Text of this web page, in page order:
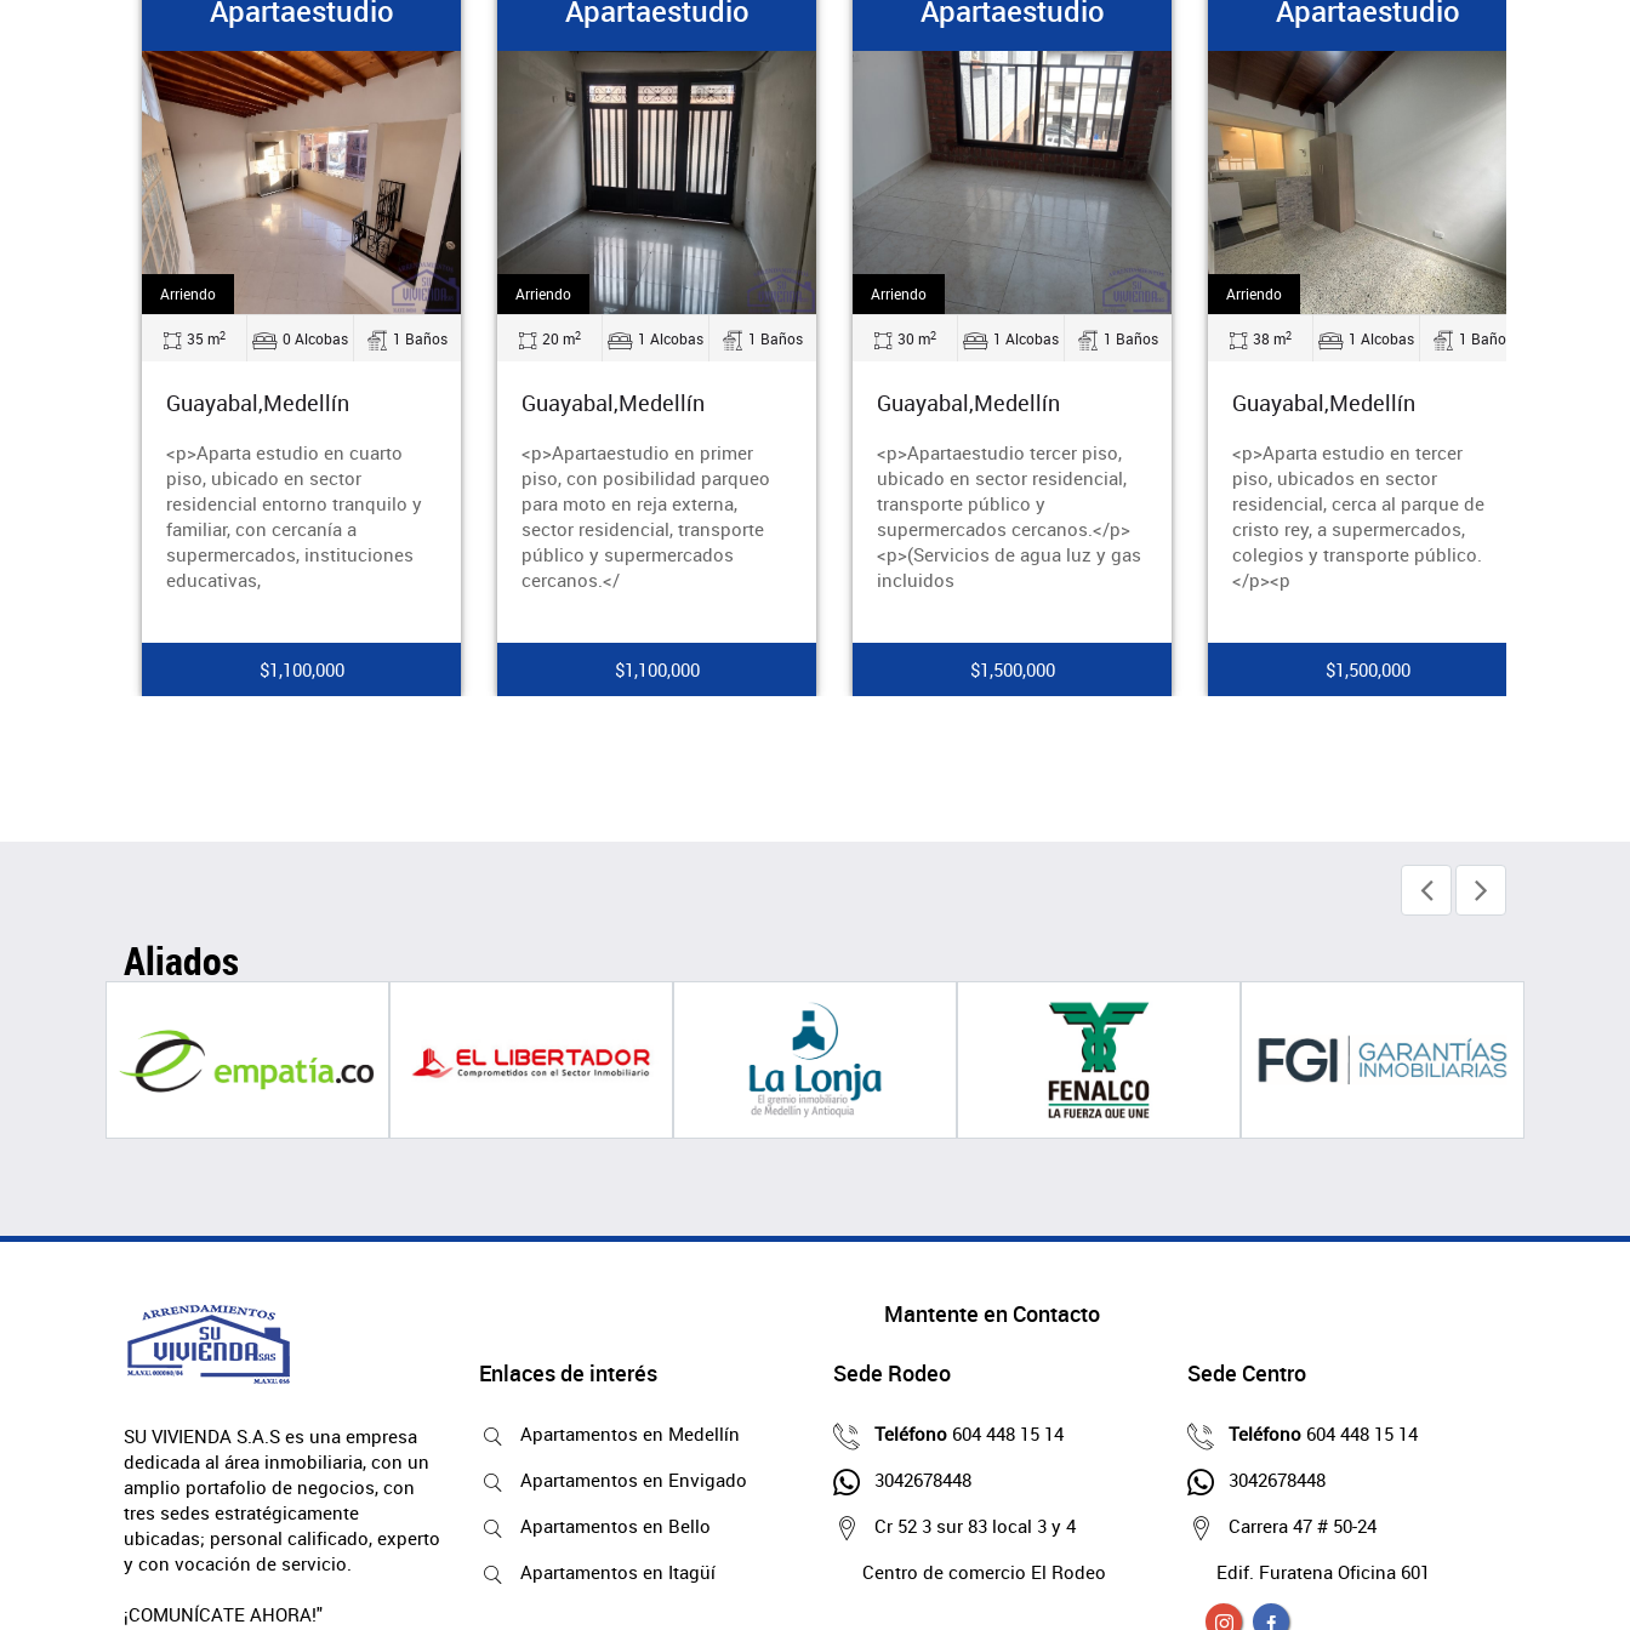
Apartaestudio
Arriendo
35 m2 0 Alcobas 1 Baños
Guayabal,Medellín
<p>Aparta estudio en cuarto
piso, ubicado en sector
residencial entorno tranquilo y
familiar, con cercanía a
supermercados, instituciones
educativas,
$1,100,000
Apartaestudio
Arriendo
20 m2 1 Alcobas 1 Baños
Guayabal,Medellín
<p>Apartaestudio en primer
piso, con posibilidad parqueo
para moto en reja externa,
sector residencial, transporte
público y supermercados
cercanos.</
$1,100,000
Apartaestudio
Arriendo
30 m2 1 Alcobas 1 Baños
Guayabal,Medellín
<p>Apartaestudio tercer piso,
ubicado en sector residencial,
transporte público y
supermercados cercanos.</p>
<p>(Servicios de agua luz y gas
incluidos
$1,500,000
Apartaestudio
Arriendo
38 m2 1 Alcobas 1 Baños
Guayabal,Medellín
<p>Aparta estudio en tercer
piso, ubicados en sector
residencial, cerca al parque de
cristo rey, a supermercados,
colegios y transporte público.
</p><p
$1,500,000
Aliados
SU VIVIENDA S.A.S es una empresa
dedicada al área inmobiliaria, con un
amplio portafolio de negocios, con
tres sedes estratégicamente
ubicadas; personal calificado, experto
y con vocación de servicio.
¡COMUNÍCATE AHORA!"
Mantente en Contacto
Enlaces de interés
Apartamentos en Medellín
Apartamentos en Envigado
Apartamentos en Bello
Apartamentos en Itagüí
Sede Rodeo
Teléfono604 448 15 14
3042678448
Cr 52 3 sur 83 local 3 y 4
Centro de comercio El Rodeo
Sede Centro
Teléfono 604 448 15 14
3042678448
Carrera 47 # 50-24
Edif. Furatena Oficina 601